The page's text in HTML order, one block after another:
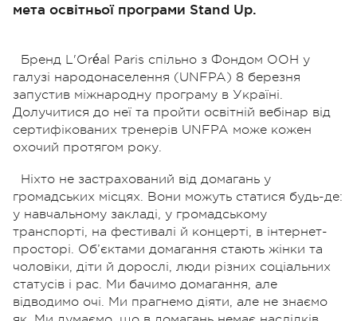
мета освітньої програми Stand Up.
Бренд L'Oréal Paris спільно з Фондом ООН у
галузі народонаселення (UNFPA) 8 березня
запустив міжнародну програму в Україні.
Долучитися до неї та пройти освітній вебінар від
сертифікованих тренерів UNFPA може кожен
охочий протягом року.
Ніхто не застрахований від домагань у
громадських місцях. Вони можуть статися будь-де:
у навчальному закладі, у громадському
транспорті, на фестивалі й концерті, в інтернет-
просторі. Об’єктами домагання стають жінки та
чоловіки, діти й дорослі, люди різних соціальних
статусів і рас. Ми бачимо домагання, але
відводимо очі. Ми прагнемо діяти, але не знаємо